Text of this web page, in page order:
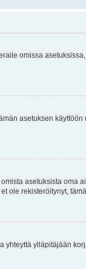
omissa
asetuksen
asetuksista oma
ole rekisteröitynyt,
ylläpitäjään